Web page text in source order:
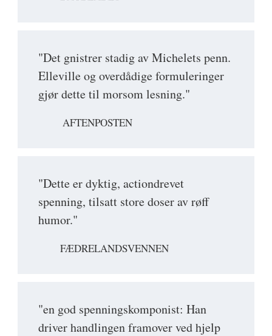
"Det gnistrer stadig av Michelets penn.
Elleville og overdådige formuleringer
gjør dette til morsom lesning."
AFTENPOSTEN
"Dette er dyktig, actiondrevet
spenning, tilsatt store doser av røff
humor."
FÆDRELANDSVENNEN
"en god spenningskomponist: Han
driver handlingen framover ved hjelp